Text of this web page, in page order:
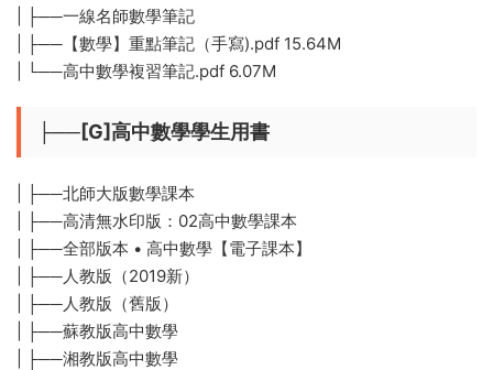
| ├──一線名師數學筆記
| ├──【數學】重點筆記（手寫).pdf 15.64M
| └──高中數學複習筆記.pdf 6.07M
├──[G]高中數學學生用書
| ├──北師大版數學課本
| ├──高清無水印版：02高中數學課本
| ├──全部版本 • 高中數學【電子課本】
| ├──人教版（2019新）
| ├──人教版（舊版）
| ├──蘇教版高中數學
| ├──湘教版高中數學